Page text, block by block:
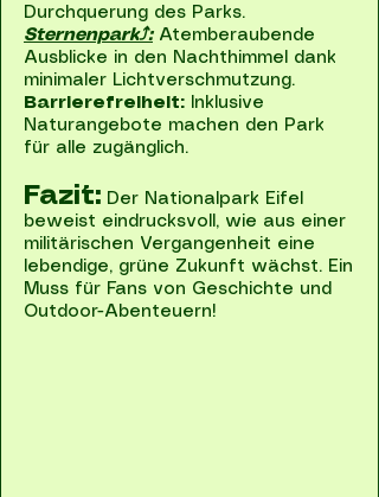
Durchquerung des Parks.
Sternenpark⤴: Atemberaubende
Ausblicke in den Nachthimmel dank
minimaler Lichtverschmutzung.
Barrierefreiheit: Inklusive
Naturangebote machen den Park
für alle zugänglich.
Fazit: Der Nationalpark Eifel
beweist eindrucksvoll, wie aus einer
militärischen Vergangenheit eine
lebendige, grüne Zukunft wächst. Ein
Muss für Fans von Geschichte und
Outdoor-Abenteuern!